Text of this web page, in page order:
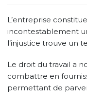
ENTRE
SALARIÉS
L’entreprise
incontestablement
l’injustice trouve un
Le droit du travail a
combattre en
permettant de